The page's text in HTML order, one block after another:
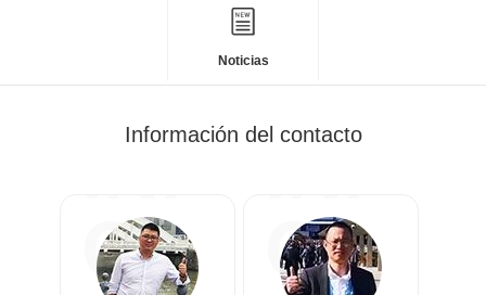
Noticias
Información del contacto
INF
O
INF
O